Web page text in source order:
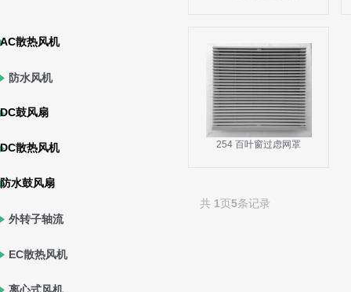
AC散热风机
防水风机
DC鼓风扇
DC散热风机
防水鼓风扇
外转子轴流
风机
EC散热风机
254 百叶窗过虑网罩
共 1页5条记录